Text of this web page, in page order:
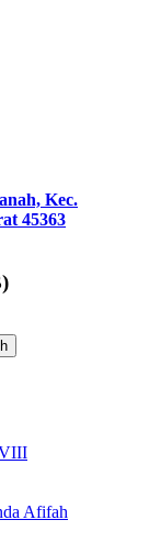
Kec.
45363
Afifah